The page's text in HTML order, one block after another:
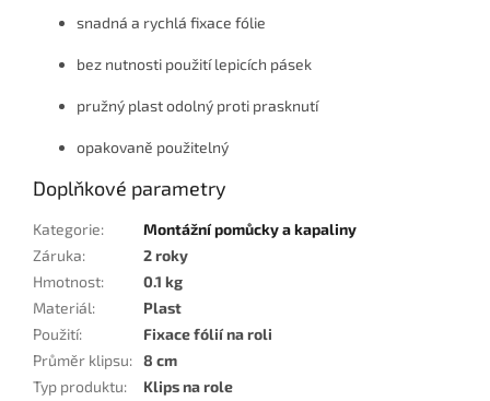
snadná a rychlá fixace fólie
bez nutnosti použití lepicích pásek
pružný plast odolný proti prasknutí
opakovaně použitelný
Doplňkové parametry
Kategorie:
Montážní pomůcky a kapaliny
Záruka:
2 roky
Hmotnost:
0.1 kg
Materiál:
Plast
Použití:
Fixace fólií na roli
Průměr klipsu: 8 cm
Typ produktu: Klips na role